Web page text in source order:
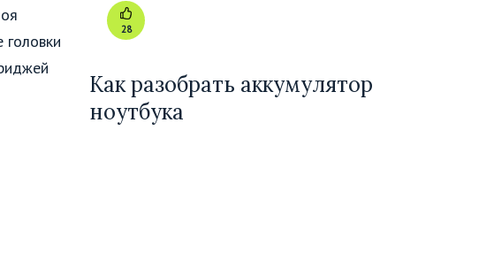
28
Как разобрать аккумулятор
ноутбука